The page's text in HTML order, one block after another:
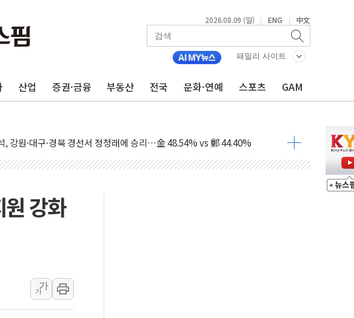
2026.08.09 (일) | ENG | 中文
패밀리 사이트
산업 증권·금융 부동산 전국 문화·연예 스포츠 GAM
위면 공장서 질식사고 발생…작업자 1명 숨져
루밸리 국가산단에 '철강 AI융합실증센터' 들어선다
김민석, 정청래에 누적 1.48%p 차 선두 유지...金 46.01% vs 鄭 44.53%
경북도당위원장에 오중기 당선...합산득표율 68.63%
, 강원·대구·경북 경선서 정청래에 승리…金 48.54% vs 鄭 44.40%
민주, 강원·대구·경북 경선 결과...김민석 48.54% 정청래 44.40%
민주, 대구 경선 결과 발표...정청래 47.82% 김민석 46.35% 송영길 5.83%
민주, 강원 경선 결과 발표...김민석 50.30% 정청래 41.94% 송영길 7.76%
시 광복절 현수막 '태극기 거꾸로' 논란…이틀만에 철거
, 보충역 전면 손질… 예술·체육요원 최대 33% 감축
강화
가
가